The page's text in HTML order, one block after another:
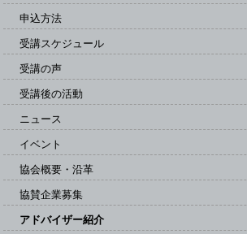
申込方法
受講スケジュール
受講の声
受講後の活動
ニュース
イベント
協会概要・沿革
協賛企業募集
アドバイザー紹介